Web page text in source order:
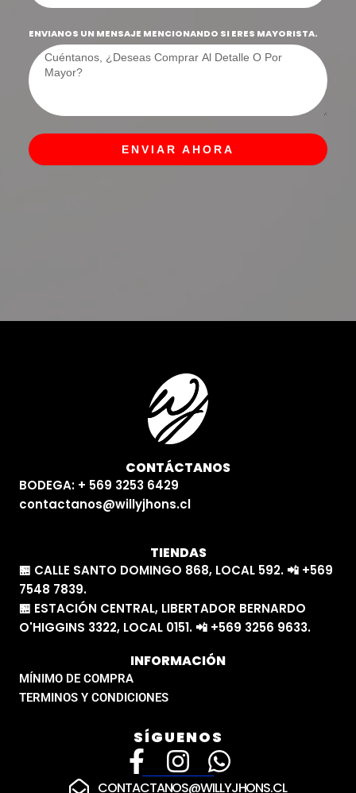
ENVIANOS UN MENSAJE MENCIONANDO SI ERES MAYORISTA.
ENVIAR AHORA
CONTÁCTANOS
BODEGA: + 569 3253 6429
contactanos@willyjhons.cl
TIENDAS
🏪 CALLE SANTO DOMINGO 868, LOCAL 592. 📲 +569
7548 7839.
🏪 ESTACIÓN CENTRAL, LIBERTADOR BERNARDO
O'HIGGINS 3322, LOCAL 0151. 📲 +569 3256 9633.
INFORMACIÓN
MÍNIMO DE COMPRA
TERMINOS Y CONDICIONES
SÍGUENOS
F
a
I
n
W
h
CONTACTANOS@WILLYJHONS.CL